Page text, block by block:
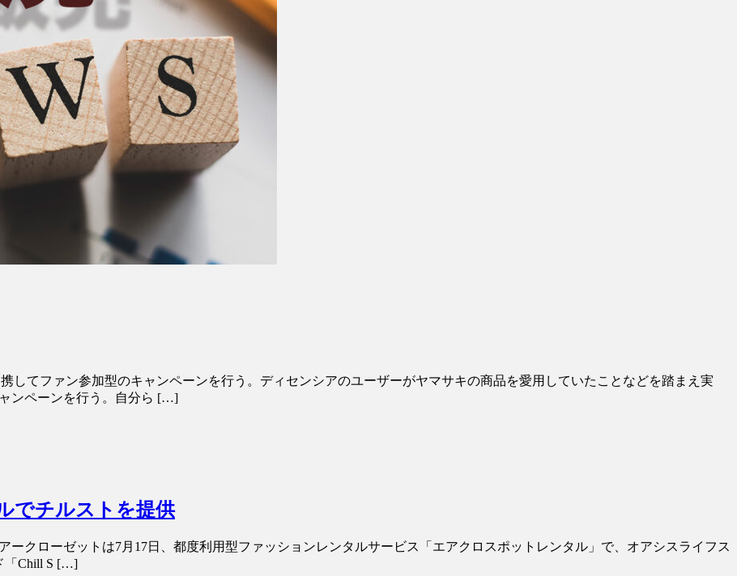
してファン参加型のキャンペーンを行う。ディセンシアのユーザーがヤマサキの商品を愛用していたことなどを踏まえ実
ンペーンを行う。自分ら […]
でチルストを提供
クローゼットは7月17日、都度利用型ファッションレンタルサービス「エアクロスポットレンタル」で、オアシスライフス
「Chill S […]